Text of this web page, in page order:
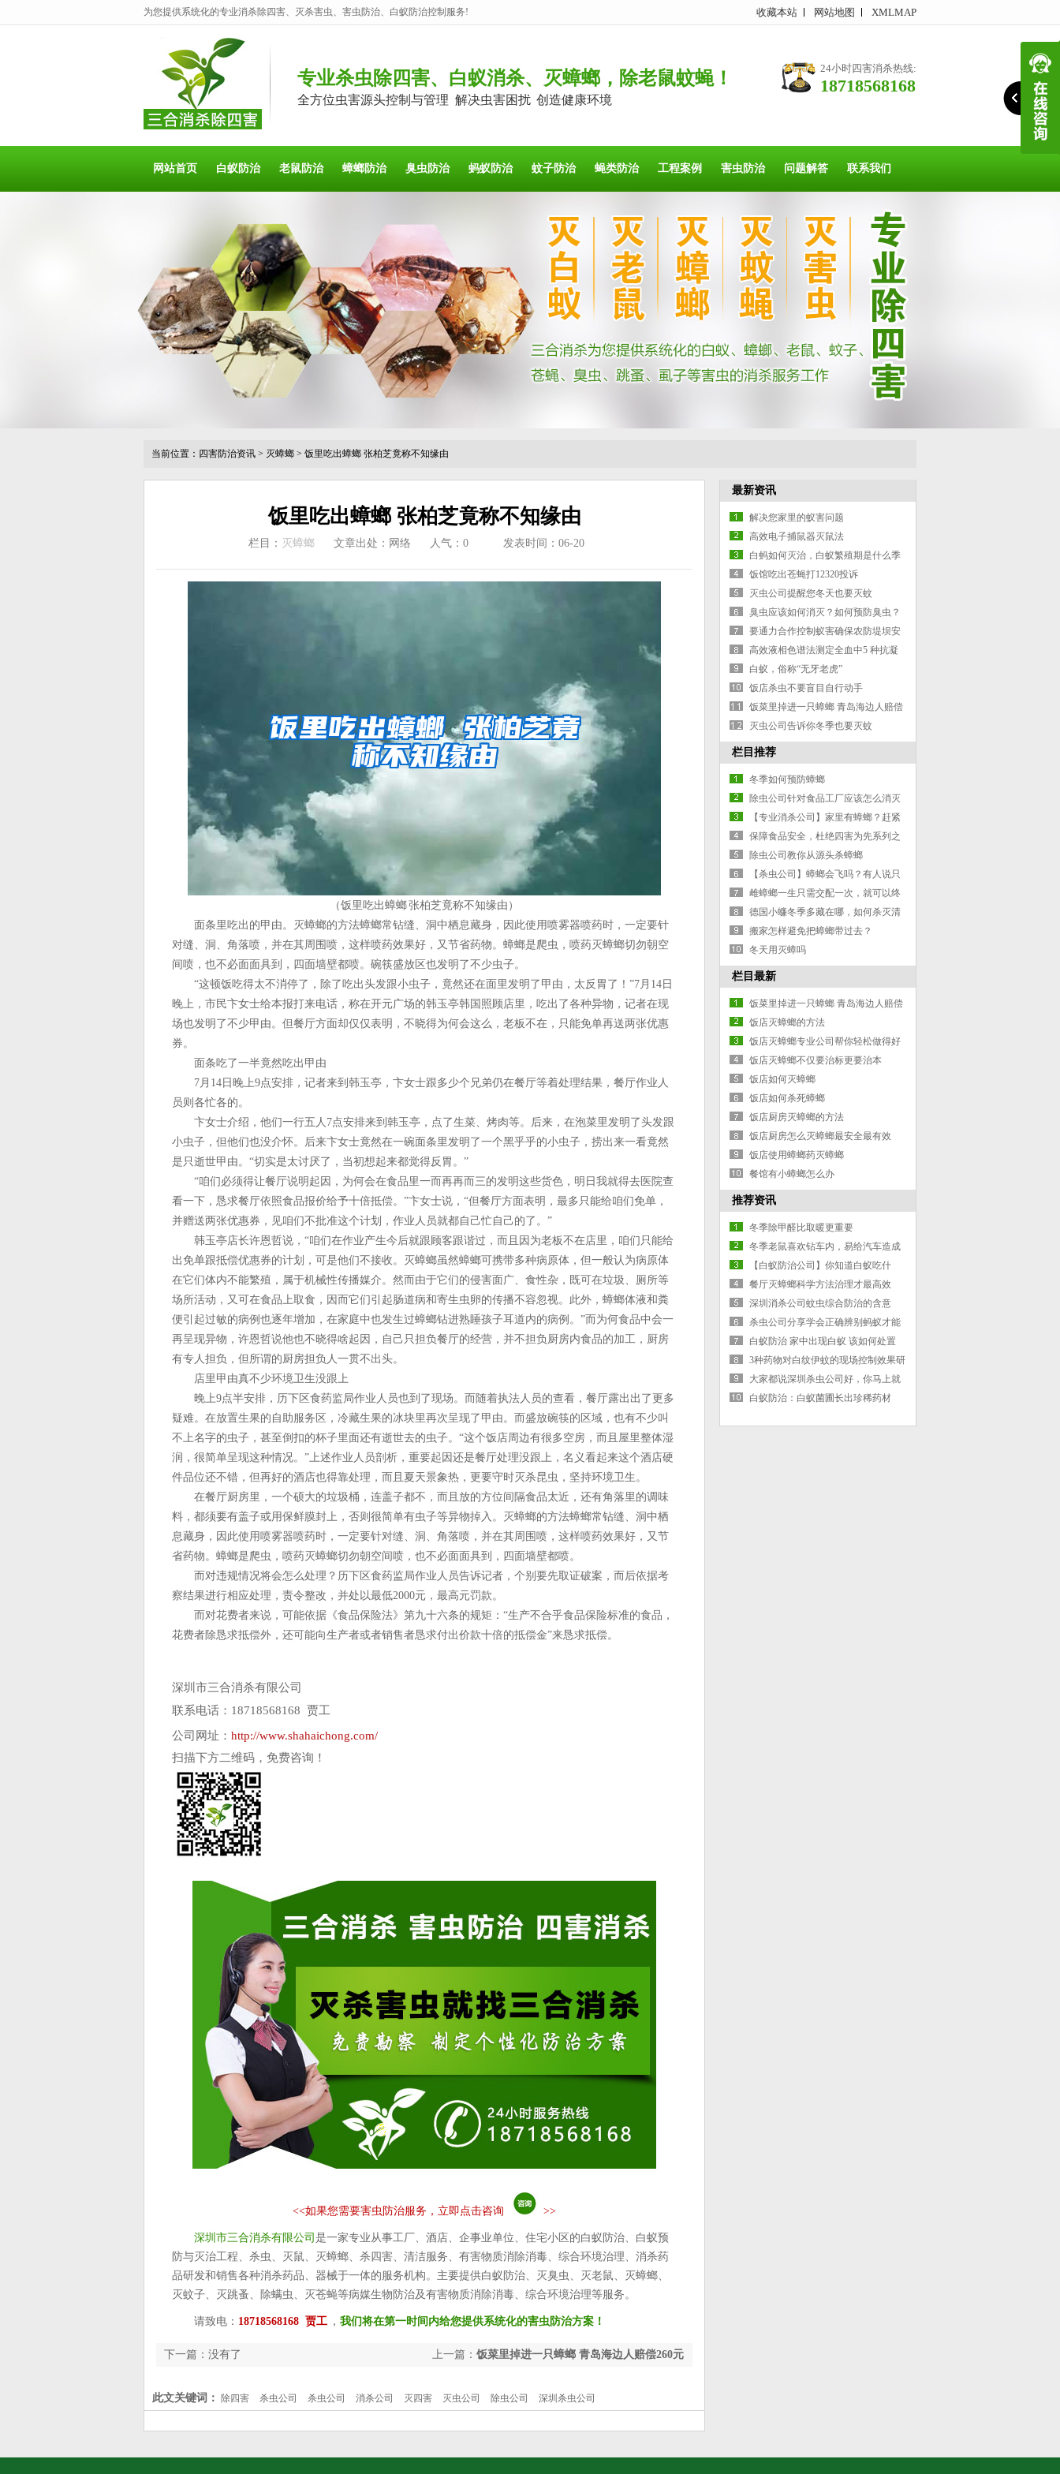
为您提供系统化的专业消杀除四害、灭杀害虫、害虫防治、白蚁防治控制服务! 收藏本站 网站地图 XMLMAP
专业杀虫除四害、白蚁消杀、灭蟑螂，除老鼠蚊蝇！
全方位虫害源头控制与管理 解决虫害困扰 创造健康环境
24小时四害消杀热线:
18718568168
网站首页 白蚁防治 老鼠防治 蟑螂防治 臭虫防治 蚂蚁防治 蚊子防治 蝇类防治 工程案例 害虫防治 问题解答 联系我们
当前位置： 四害防治资讯 > 灭蟑螂 > 饭里吃出蟑螂 张柏芝竟称不知缘由
饭里吃出蟑螂 张柏芝竟称不知缘由
栏目： 灭蟑螂 文章出处：网络 人气： 0 发表时间：06-20
（饭里吃出蟑螂 张柏芝竟称不知缘由）
面条里吃出的甲由。灭蟑螂的方法蟑螂常钻缝、洞中栖息藏身，因此使用喷雾器喷药时，一定要针
对缝、洞、角落喷，并在其周围喷，这样喷药效果好，又节省药物。蟑螂是爬虫，喷药灭蟑螂切勿朝空
间喷，也不必面面具到，四面墙壁都喷。碗筷盛放区也发明了不少虫子。
“这顿饭吃得太不消停了，除了吃出头发跟小虫子，竟然还在面里发明了甲由，太反胃了！”7月14日
晚上，市民卞女士给本报打来电话，称在开元广场的韩玉亭韩国照顾店里，吃出了各种异物，记者在现
场也发明了不少甲由。但餐厅方面却仅仅表明，不晓得为何会这么，老板不在，只能免单再送两张优惠
券。
面条吃了一半竟然吃出甲由
7月14日晚上9点安排，记者来到韩玉亭，卞女士跟多少个兄弟仍在餐厅等着处理结果，餐厅作业人
员则各忙各的。
卞女士介绍，他们一行五人7点安排来到韩玉亭，点了生菜、烤肉等。后来，在泡菜里发明了头发跟
小虫子，但他们也没介怀。后来卞女士竟然在一碗面条里发明了一个黑乎乎的小虫子，捞出来一看竟然
是只逝世甲由。“切实是太讨厌了，当初想起来都觉得反胃。”
“咱们必须得让餐厅说明起因，为何会在食品里一而再再而三的发明这些货色，明日我就得去医院查
看一下，恳求餐厅依照食品报价给予十倍抵偿。”卞女士说，“但餐厅方面表明，最多只能给咱们免单，
并赠送两张优惠券，见咱们不批准这个计划，作业人员就都自己忙自己的了。”
韩玉亭店长许恩哲说，“咱们在作业产生今后就跟顾客跟谐过，而且因为老板不在店里，咱们只能给
出免单跟抵偿优惠券的计划，可是他们不接收。灭蟑螂虽然蟑螂可携带多种病原体，但一般认为病原体
在它们体内不能繁殖，属于机械性传播媒介。然而由于它们的侵害面广、食性杂，既可在垃圾、厕所等
场所活动，又可在食品上取食，因而它们引起肠道病和寄生虫卵的传播不容忽视。此外，蟑螂体液和粪
便引起过敏的病例也逐年增加，在家庭中也发生过蟑螂钻进熟睡孩子耳道内的病例。”而为何食品中会一
再呈现异物，许恩哲说他也不晓得啥起因，自己只担负餐厅的经营，并不担负厨房内食品的加工，厨房
有专人担负，但所谓的厨房担负人一贯不出头。
店里甲由真不少环境卫生没跟上
晚上9点半安排，历下区食药监局作业人员也到了现场。而随着执法人员的查看，餐厅露出出了更多
疑难。在放置生果的自助服务区，冷藏生果的冰块里再次呈现了甲由。而盛放碗筷的区域，也有不少叫
不上名字的虫子，甚至倒扣的杯子里面还有逝世去的虫子。“这个饭店周边有很多空房，而且屋里整体湿
润，很简单呈现这种情况。”上述作业人员剖析，重要起因还是餐厅处理没跟上，名义看起来这个酒店硬
件品位还不错，但再好的酒店也得靠处理，而且夏天景象热，更要守时灭杀昆虫，坚持环境卫生。
在餐厅厨房里，一个硕大的垃圾桶，连盖子都不，而且放的方位间隔食品太近，还有角落里的调味
料，都须要有盖子或用保鲜膜封上，否则很简单有虫子等异物掉入。灭蟑螂的方法蟑螂常钻缝、洞中栖
息藏身，因此使用喷雾器喷药时，一定要针对缝、洞、角落喷，并在其周围喷，这样喷药效果好，又节
省药物。蟑螂是爬虫，喷药灭蟑螂切勿朝空间喷，也不必面面具到，四面墙壁都喷。
而对违规情况将会怎么处理？历下区食药监局作业人员告诉记者，个别要先取证破案，而后依据考
察结果进行相应处理，责令整改，并处以最低2000元，最高元罚款。
而对花费者来说，可能依据《食品保险法》第九十六条的规矩：“生产不合乎食品保险标准的食品，
花费者除恳求抵偿外，还可能向生产者或者销售者恳求付出价款十倍的抵偿金”来恳求抵偿。
深圳市三合消杀有限公司
联系电话：18718568168 贾工
公司网址： http://www.shahaichong.com/
扫描下方二维码，免费咨询！
<<如果您需要害虫防治服务，立即点击咨询 >>
深圳市三合消杀有限公司 是一家专业从事工厂、酒店、企事业单位、住宅小区的白蚁防治、白蚁预
防与灭治工程、杀虫、灭鼠、灭蟑螂、杀四害、清洁服务、有害物质消除消毒、综合环境治理、消杀药
品研发和销售各种消杀药品、器械于一体的服务机构。主要提供白蚁防治、灭臭虫、灭老鼠、灭蟑螂、
灭蚊子、灭跳蚤、除螨虫、灭苍蝇等病媒生物防治及有害物质消除消毒、综合环境治理等服务。
请致电： 18718568168 贾工 ， 我们将在第一时间内给您提供系统化的害虫防治方案！
上一篇： 饭菜里掉进一只蟑螂 青岛海边人赔偿260元
下一篇：没有了
此文关键词： 除四害 杀虫公司 杀虫公司 消杀公司 灭四害 灭虫公司 除虫公司 深圳杀虫公司
最新资讯
解决您家里的蚁害问题
高效电子捕鼠器灭鼠法
白蚂如何灭治，白蚁繁殖期是什么季
节
饭馆吃出苍蝇打12320投诉
灭虫公司提醒您冬天也要灭蚊
臭虫应该如何消灭？如何预防臭虫？
要通力合作控制蚁害确保农防堤坝安
全度汛
高效液相色谱法测定全血中5 种抗凝
血类灭鼠剂
白蚁，俗称“无牙老虎”
饭店杀虫不要盲目自行动手
饭菜里掉进一只蟑螂 青岛海边人赔偿
260元
灭虫公司告诉你冬季也要灭蚊
栏目推荐
冬季如何预防蟑螂
除虫公司针对食品工厂应该怎么消灭
蟑螂
【专业消杀公司】家里有蟑螂？赶紧
杀光光！否则会引起肺炎！
保障食品安全，杜绝四害为先系列之
蟑螂
除虫公司教你从源头杀蟑螂
【杀虫公司】蟑螂会飞吗？有人说只
有怀孕的蟑螂才会飞？
雌蟑螂一生只需交配一次，就可以终
生产卵？
德国小蠊冬季多藏在哪，如何杀灭清
理？
搬家怎样避免把蟑螂带过去？
冬天用灭蟑吗
栏目最新
饭菜里掉进一只蟑螂 青岛海边人赔偿
260元
饭店灭蟑螂的方法
饭店灭蟑螂专业公司帮你轻松做得好
饭店灭蟑螂不仅要治标更要治本
饭店如何灭蟑螂
饭店如何杀死蟑螂
饭店厨房灭蟑螂的方法
饭店厨房怎么灭蟑螂最安全最有效
饭店使用蟑螂药灭蟑螂
餐馆有小蟑螂怎么办
推荐资讯
冬季除甲醛比取暖更重要
冬季老鼠喜欢钻车内，易给汽车造成
危害
【白蚁防治公司】你知道白蚁吃什
么？白蚁只吃素！
餐厅灭蟑螂科学方法治理才最高效
深圳消杀公司蚊虫综合防治的含意
杀虫公司分享学会正确辨别蚂蚁才能
快速灭蚂蚁
白蚁防治 家中出现白蚁 该如何处置
3种药物对白纹伊蚊的现场控制效果研
究
大家都说深圳杀虫公司好，你马上就
来体验
白蚁防治：白蚁菌圃长出珍稀药材